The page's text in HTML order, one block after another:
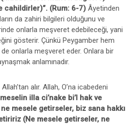
cahildirler)”. (Rum: 6-7) Âyetinden
da zahiri bilgileri olduğunu ve
onlarla meşveret edebileceği, yani
gösterir. Çünkü Peygamber hem
de onlarla meşveret eder. Onlara bir
anlamınadır.
alır. Allah, O’na icabedeni
illa ci’nake bi’l hak ve
mesele getirseler, biz sana hakkı
(Ne mesele getirseler, ne